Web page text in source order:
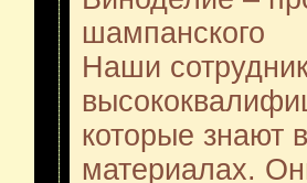
шампанского
Наши
которые знают
материалах.